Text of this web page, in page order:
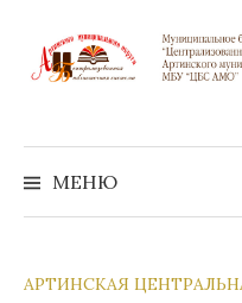
содержимому
МЕНЮ
АРТИНСКАЯ